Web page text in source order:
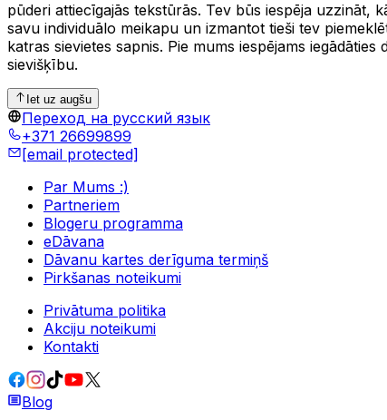
pūderi attiecīgajās tekstūrās. Tev būs iespēja
savu individuālo meikapu un izmantot tieši tev
katras sievietes sapnis. Pie mums iespējams
sievišķību.
Iet uz augšu
Переход на русский язык
+371 26699899
[email protected]
Par Mums :)
Partneriem
Blogeru programma
eDāvana
Dāvanu kartes derīguma termiņš
Pirkšanas noteikumi
Privātuma politika
Akciju noteikumi
Kontakti
Blog